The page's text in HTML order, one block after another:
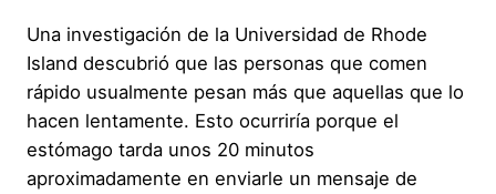
Una investigación de la Universidad de Rhode
Island descubrió que las personas que comen
rápido usualmente pesan más que aquellas que lo
hacen lentamente. Esto ocurriría porque el
estómago tarda unos 20 minutos
aproximadamente en enviarle un mensaje de